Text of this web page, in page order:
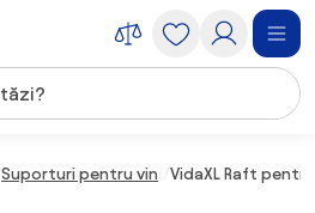
Suporturi pentru vin VidaXL Raft